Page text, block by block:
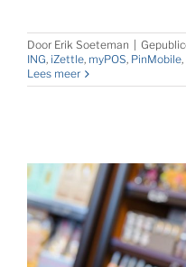
Door Erik Soeteman
ING, iZettle, myPOS, PinMobile,
Lees meer